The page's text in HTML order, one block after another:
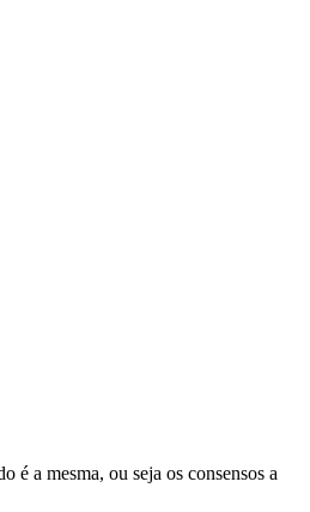
a mesma, ou seja os consensos a